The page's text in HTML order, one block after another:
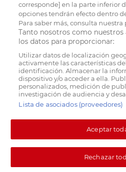
corresponde] en la parte inferior
opciones tendrán efecto dentro
Para saber más, consulta
Tanto nosotros como
los datos para proporcionar:
Utilizar datos de localización
activamente las características
identificación. Almacenar la
dispositivo y/o acceder a ella.
personalizados, medición de
investigación de audiencia y
Lista de asociados (proveedores)
Aceptar
Rechazar